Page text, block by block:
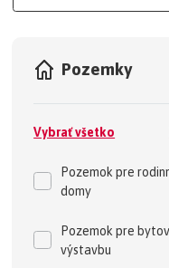
Pozemky
Vybrať všetko
Pozemok pre
domy
Pozemok pre
výstavbu